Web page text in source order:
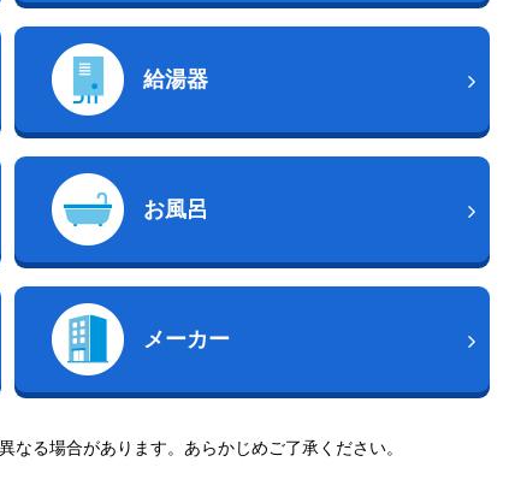
給湯器
お風呂
メーカー
る場合があります。あらかじめご了承ください。